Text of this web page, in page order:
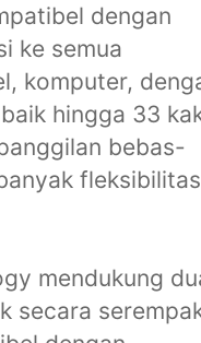
dengan
ke semua
komputer,
hingga 33
bebas-
mendukung
secara